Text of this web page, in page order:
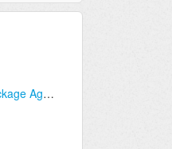
inCMS avec le White Label (Package Agence uniquement)